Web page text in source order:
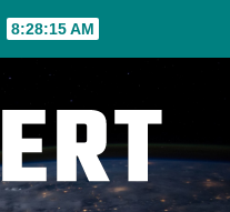
8:28:16 AM